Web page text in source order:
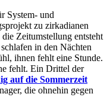
System- und
zu zirkadianen
Zeitumstellung entsteht
in den Nächten
ihnen fehlt eine Stunde.
fehlt. Ein Drittel der
auf die Sommerzeit
die ohnehin gegen